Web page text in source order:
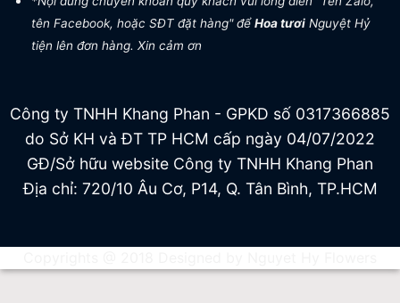
tên Facebook, hoặc SĐT đặt hàng" đểHoa tươi Nguyệt Hỷ
tiện lên đơn hàng. Xin cảm ơn
Công ty TNHH Khang Phan - GPKD số 0317366885
do Sở KH và ĐT TP HCM cấp ngày 04/07/2022
GĐ/Sở hữu website Công ty TNHH Khang Phan
Địa chỉ: 720/10 Âu Cơ, P14, Q. Tân Bình, TP.HCM